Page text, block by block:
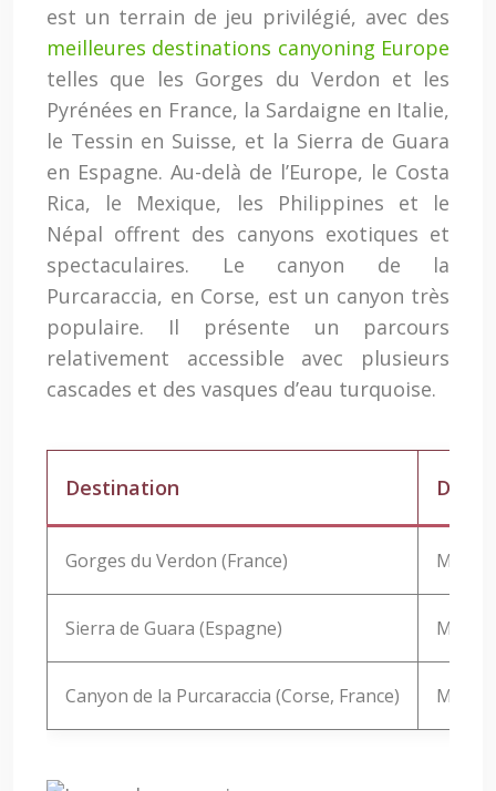
est un terrain de jeu privilégié, avec des
meilleures destinations canyoning Europe
telles que les Gorges du Verdon et les
Pyrénées en France, la Sardaigne en Italie,
le Tessin en Suisse, et la Sierra de Guara
en Espagne. Au-delà de l’Europe, le Costa
Rica, le Mexique, les Philippines et le
Népal offrent des canyons exotiques et
spectaculaires. Le canyon de la
Purcaraccia, en Corse, est un canyon très
populaire. Il présente un parcours
relativement accessible avec plusieurs
cascades et des vasques d’eau turquoise.
Destination
Gorges du Verdon (France)
Sierra de Guara (Espagne)
Canyon de la Purcaraccia (Corse, France)